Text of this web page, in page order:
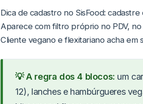
Dica de cadastro no SisFood:
Aparece com filtro próprio no PDV,
Cliente vegano e flexitariano acha em
💡 A regra dos 4 blocos: um
12), lanches e hambúrgueres